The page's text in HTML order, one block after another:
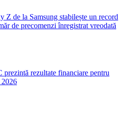
Z de la Samsung stabilește un record
de precomenzi înregistrat vreodată
prezintă rezultate financiare pentru
2026